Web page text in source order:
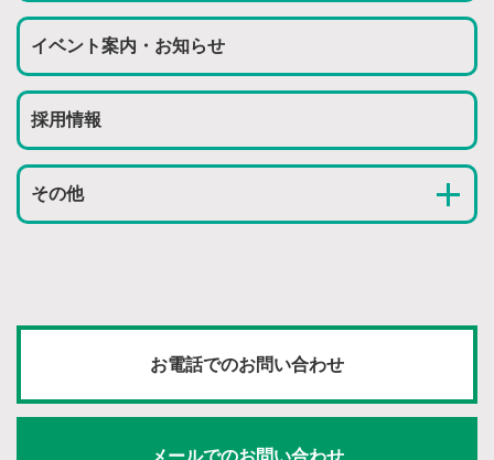
イベント案内・お知らせ
採用情報
その他
お電話でのお問い合わせ
メールでのお問い合わせ